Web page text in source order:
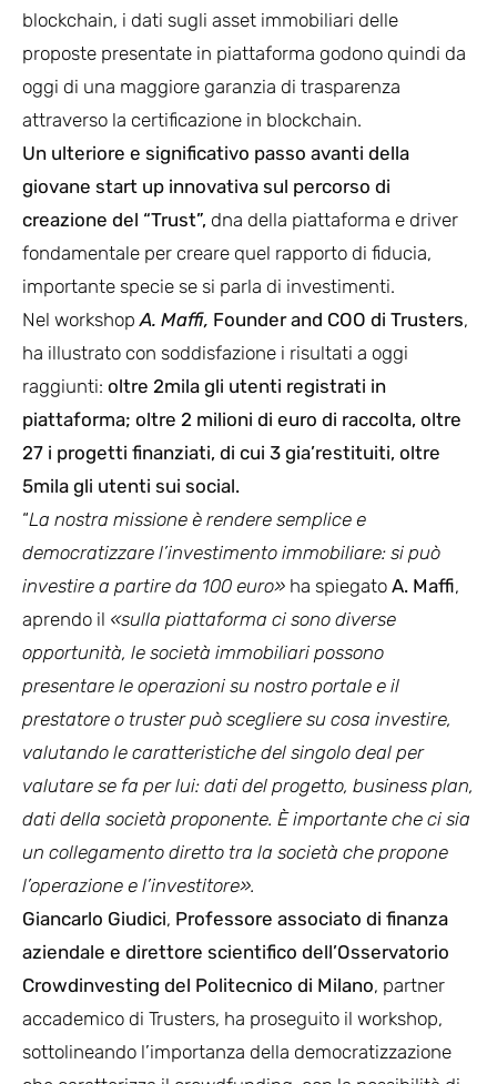
blockchain, i dati sugli asset immobiliari delle
proposte presentate in piattaforma godono quindi da
oggi di una maggiore garanzia di trasparenza
attraverso la certificazione in blockchain.
Un ulteriore e significativo passo avanti della
giovane start up innovativa sul percorso di
creazione del “Trust”, dna della piattaforma e driver
fondamentale per creare quel rapporto di fiducia,
importante specie se si parla di investimenti.
Nel workshopA. Maffi, Founder and COO di Trusters,
ha illustrato con soddisfazione i risultati a oggi
raggiunti: oltre 2mila gli utenti registrati in
piattaforma; oltre 2 milioni di euro di raccolta, oltre
27 i progetti finanziati, di cui 3 gia’restituiti, oltre
5mila gli utenti sui social.
“La nostra missione è rendere semplice e
democratizzare l’investimento immobiliare: si può
investire a partire da 100 euro» ha spiegato A. Maffi,
aprendo il «sulla piattaforma ci sono diverse
opportunità, le società immobiliari possono
presentare le operazioni su nostro portale e il
prestatore o truster può scegliere su cosa investire,
valutando le caratteristiche del singolo deal per
valutare se fa per lui: dati del progetto, business plan,
dati della società proponente. È importante che ci sia
un collegamento diretto tra la società che propone
l’operazione e l’investitore».
Giancarlo Giudici, Professore associato di finanza
aziendale e direttore scientifico dell’Osservatorio
Crowdinvesting del Politecnico di Milano, partner
accademico di Trusters, ha proseguito il workshop,
sottolineando l’importanza della democratizzazione